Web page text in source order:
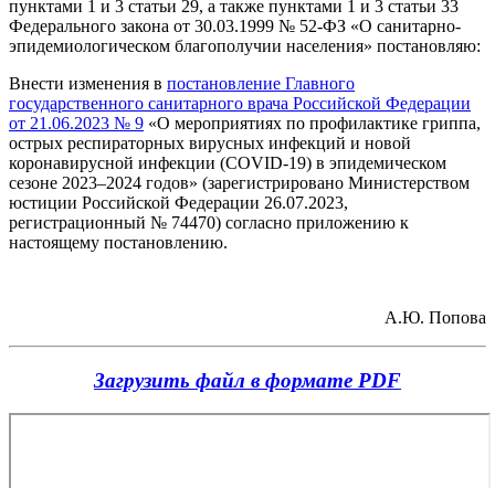
пунктами 1 и 3 статьи 29, а также пунктами 1 и 3 статьи 33
Федерального закона от 30.03.1999 № 52-ФЗ «О санитарно-
эпидемиологическом благополучии населения» постановляю:
Внести изменения в постановление Главного
государственного санитарного врача Российской Федерации
от 21.06.2023 № 9 «О мероприятиях по профилактике гриппа,
острых респираторных вирусных инфекций и новой
коронавирусной инфекции (COVID-19) в эпидемическом
сезоне 2023–2024 годов» (зарегистрировано Министерством
юстиции Российской Федерации 26.07.2023,
регистрационный № 74470) согласно приложению к
настоящему постановлению.
А.Ю. Попова
Загрузить файл в формате PDF